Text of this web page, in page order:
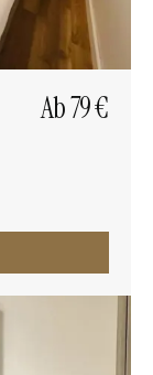
Ab 79 €